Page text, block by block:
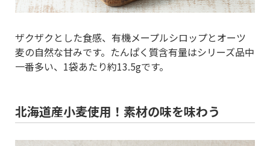
ザクザクとした食感、有機メープルシロップとオーツ
麦の自然な甘みです。たんぱく質含有量はシリーズ品中
一番多い、1袋あたり約13.5gです。
北海道産小麦使用！素材の味を味わう